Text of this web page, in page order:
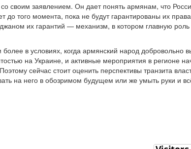
своим заявлением. Он дает понять армянам, что
до того момента, пока не будут гарантированы их
их гарантий — механизм, в котором главную роль
в условиях, когда армянский народ добровольно
на Украине, и активные мероприятия в регионе
сейчас стоит оценить перспективы транзита
на него в обозримом будущем или же умыть руки и